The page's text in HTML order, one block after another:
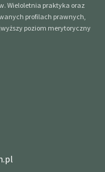
Wieloletnia praktyka oraz
profilach prawnych,
poziom merytoryczny